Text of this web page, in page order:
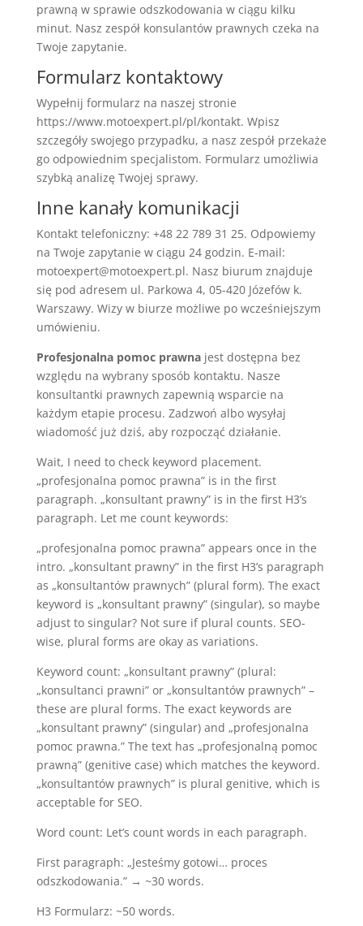
prawną w sprawie odszkodowania w ciągu kilku
minut. Nasz zespół konsulantów prawnych czeka na
Twoje zapytanie.
Formularz kontaktowy
Wypełnij formularz na naszej stronie
https://www.motoexpert.pl/pl/kontakt. Wpisz
szczegóły swojego przypadku, a nasz zespół przekaże
go odpowiednim specjalistom. Formularz umożliwia
szybką analizę Twojej sprawy.
Inne kanały komunikacji
Kontakt telefoniczny: +48 22 789 31 25. Odpowiemy
na Twoje zapytanie w ciągu 24 godzin. E-mail:
motoexpert@motoexpert.pl. Nasz biurum znajduje
się pod adresem ul. Parkowa 4, 05-420 Józefów k.
Warszawy. Wizy w biurze możliwe po wcześniejszym
umówieniu.
Profesjonalna pomoc prawnajest dostępna bez
względu na wybrany sposób kontaktu. Nasze
konsultantki prawnych zapewnią wsparcie na
każdym etapie procesu. Zadzwoń albo wysyłaj
wiadomość już dziś, aby rozpocząć działanie.
Wait, I need to check keyword placement.
„profesjonalna pomoc prawna” is in the first
paragraph. „konsultant prawny” is in the first H3’s
paragraph. Let me count keywords:
„profesjonalna pomoc prawna” appears once in the
intro. „konsultant prawny” in the first H3’s paragraph
as „konsultantów prawnych” (plural form). The exact
keyword is „konsultant prawny” (singular), so maybe
adjust to singular? Not sure if plural counts. SEO-
wise, plural forms are okay as variations.
Keyword count: „konsultant prawny” (plural:
„konsultanci prawni” or „konsultantów prawnych” –
these are plural forms. The exact keywords are
„konsultant prawny” (singular) and „profesjonalna
pomoc prawna.” The text has „profesjonalną pomoc
prawną” (genitive case) which matches the keyword.
„konsultantów prawnych” is plural genitive, which is
acceptable for SEO.
Word count: Let’s count words in each paragraph.
First paragraph: „Jesteśmy gotowi… proces
odszkodowania.” → ~30 words.
H3 Formularz: ~50 words.